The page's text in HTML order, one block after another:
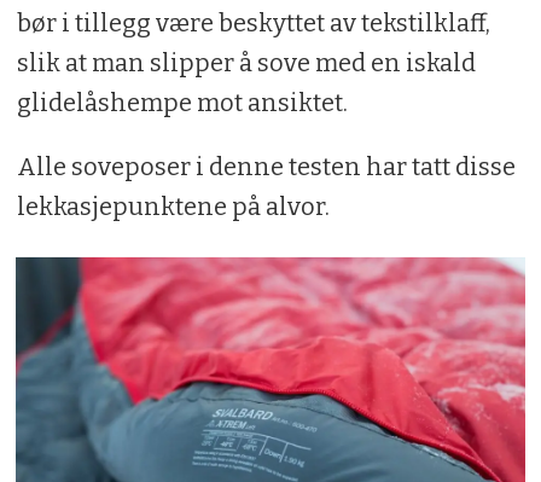
bør i tillegg være beskyttet av tekstilklaff,
slik at man slipper å sove med en iskald
glidelåshempe mot ansiktet.
Alle soveposer i denne testen har tatt disse
lekkasjepunktene på alvor.